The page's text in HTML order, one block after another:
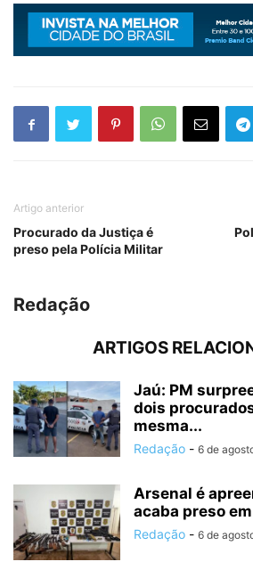
Artigo anterior
Procurado da Justiça é
preso pela Polícia Militar
Redação
ARTIGOS
Jaú: PM
dois
mesma...
Redação - 6 de
Arsenal é
acaba preso
Redação - 6 de